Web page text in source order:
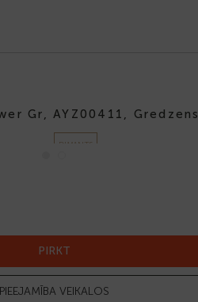
Gr, AYZ00411, Gredzens
DIMANTS
PIRKT
PIEEJAMĪBA VEIKALOS